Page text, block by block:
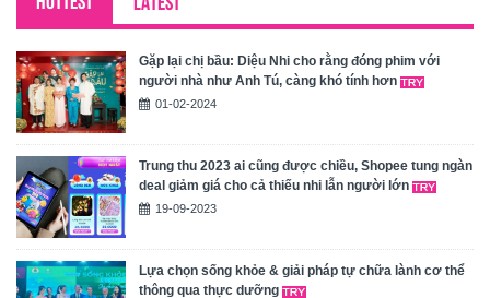
Gặp lại chị bầu: Diệu Nhi cho rằng đóng phim với
người nhà như Anh Tú, càng khó tính hơn
01-02-2024
Trung thu 2023 ai cũng được chiều, Shopee tung ngàn
deal giảm giá cho cả thiếu nhi lẫn người lớn
19-09-2023
Lựa chọn sống khỏe & giải pháp tự chữa lành cơ thể
thông qua thực dưỡng